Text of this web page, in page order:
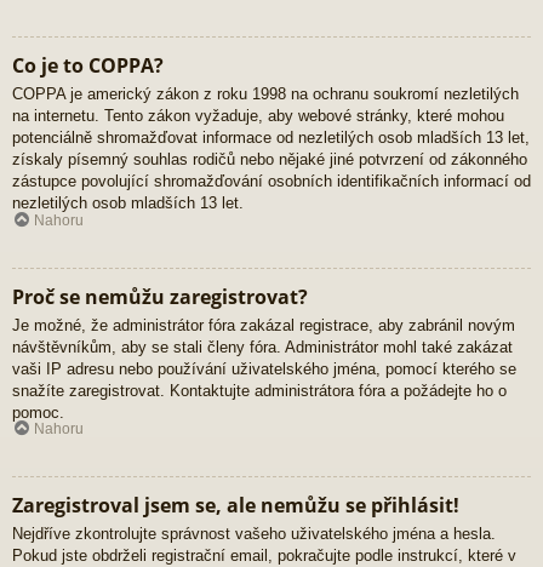
Co je to COPPA?
COPPA je americký zákon z roku 1998 na ochranu soukromí nezletilých
na internetu. Tento zákon vyžaduje, aby webové stránky, které mohou
potenciálně shromažďovat informace od nezletilých osob mladších 13 let,
získaly písemný souhlas rodičů nebo nějaké jiné potvrzení od zákonného
zástupce povolující shromažďování osobních identifikačních informací od
nezletilých osob mladších 13 let.
Nahoru
Proč se nemůžu zaregistrovat?
Je možné, že administrátor fóra zakázal registrace, aby zabránil novým
návštěvníkům, aby se stali členy fóra. Administrátor mohl také zakázat
vaši IP adresu nebo používání uživatelského jména, pomocí kterého se
snažíte zaregistrovat. Kontaktujte administrátora fóra a požádejte ho o
pomoc.
Nahoru
Zaregistroval jsem se, ale nemůžu se přihlásit!
Nejdříve zkontrolujte správnost vašeho uživatelského jména a hesla.
Pokud jste obdrželi registrační email, pokračujte podle instrukcí, které v